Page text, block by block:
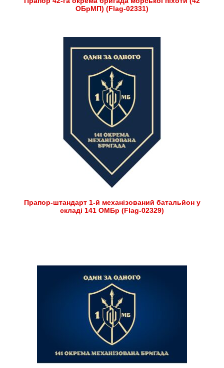
ОБрМП) (Flag-02331)
Прапор-штандарт 1-й механізований батальйон у
складі 141 ОМБр (Flag-02329)